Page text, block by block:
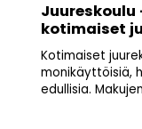
kotimaiset
Kotimaiset
monikäyttöisiä,
edullisia.